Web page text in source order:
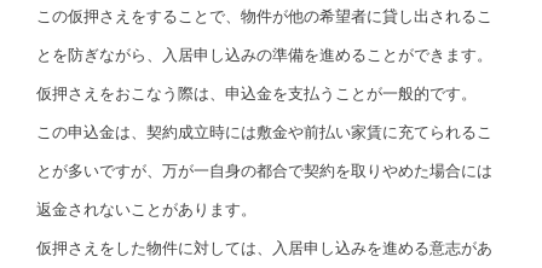
この仮押さえをすることで、物件が他の希望者に貸し出されるこ
とを防ぎながら、入居申し込みの準備を進めることができます。
仮押さえをおこなう際は、申込金を支払うことが一般的です。
この申込金は、契約成立時には敷金や前払い家賃に充てられるこ
とが多いですが、万が一自身の都合で契約を取りやめた場合には
返金されないことがあります。
仮押さえをした物件に対しては、入居申し込みを進める意志があ